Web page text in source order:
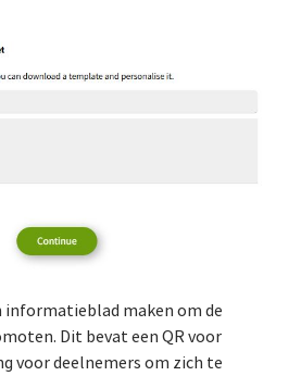
informatieblad maken om de
Dit bevat een QR voor
voor deelnemers om zich te